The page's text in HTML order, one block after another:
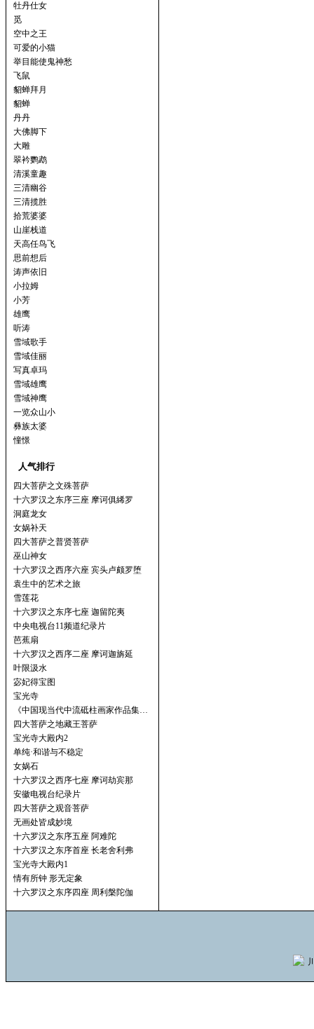
牡丹仕女
觅
空中之王
可爱的小猫
举目能使鬼神愁
飞鼠
貂蝉拜月
貂蝉
丹丹
大佛脚下
大雕
翠衿鹦鹉
清溪童趣
三清幽谷
三清揽胜
拾荒婆婆
山崖栈道
天高任鸟飞
思前想后
涛声依旧
小拉姆
小芳
雄鹰
听涛
雪域歌手
雪域佳丽
写真卓玛
雪域雄鹰
雪域神鹰
一览众山小
彝族太婆
憧憬
人气排行
四大菩萨之文殊菩萨
十六罗汉之东序三座 摩诃俱絺罗
洞庭龙女
女娲补天
四大菩萨之普贤菩萨
巫山神女
十六罗汉之西序六座 宾头卢颇罗堕
袁生中的艺术之旅
雪莲花
十六罗汉之东序七座 迦留陀夷
中央电视台11频道纪录片
芭蕉扇
十六罗汉之西序二座 摩诃迦旃延
叶限汲水
宓妃得宝图
宝光寺
《中国现当代中流砥柱画家作品集…
四大菩萨之地藏王菩萨
宝光寺大殿内2
单纯·和谐与不稳定
女娲石
十六罗汉之西序七座 摩诃劫宾那
安徽电视台纪录片
四大菩萨之观音菩萨
无画处皆成妙境
十六罗汉之东序五座 阿难陀
十六罗汉之东序首座 长老舍利弗
宝光寺大殿内1
情有所钟 形无定象
十六罗汉之东序四座 周利槃陀伽